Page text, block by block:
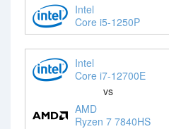
Intel
Core i5-1250P
Intel
Core i7-12700E
vs
AMD
Ryzen 7 7840HS